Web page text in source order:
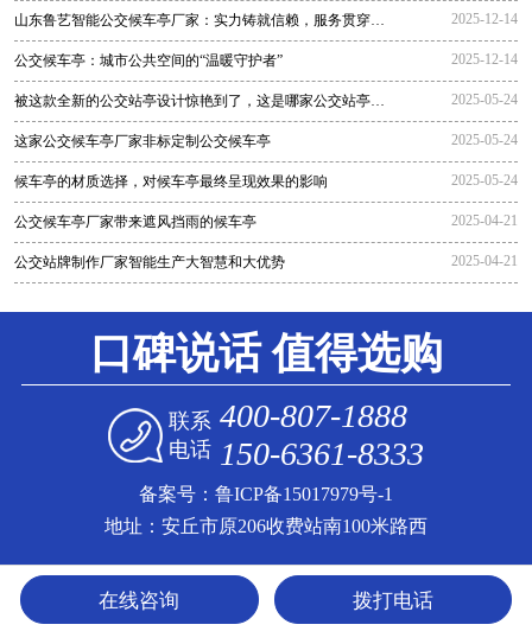
山东鲁艺智能公交候车亭厂家：实力铸就信赖，服务贯穿全
程
2025-12-14
公交候车亭：城市公共空间的“温暖守护者” 2025-12-14
被这款全新的公交站亭设计惊艳到了，这是哪家公交站亭生
产厂家生
2025-05-24
这家公交候车亭厂家非标定制公交候车亭 2025-05-24
候车亭的材质选择，对候车亭最终呈现效果的影响 2025-05-24
公交候车亭厂家带来遮风挡雨的候车亭 2025-04-21
公交站牌制作厂家智能生产大智慧和大优势 2025-04-21
口碑说话 值得选购
联系
电话
400-807-1888
150-6361-8333
备案号： 鲁ICP备15017979号-1
地址：安丘市原206收费站南100米路西
免费获取报价
在线咨询 拨打电话